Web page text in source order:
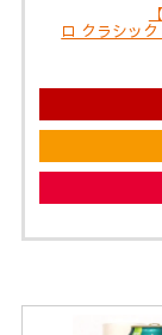
ロ クラシッ